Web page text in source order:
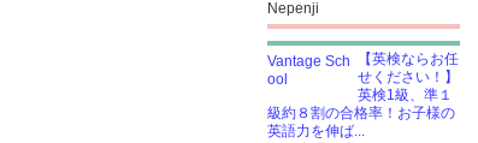
Nepenji
【英検ならお任
せください！】
英検1級、準１
級約８割の合格率！お子様の
英語力を伸ば...